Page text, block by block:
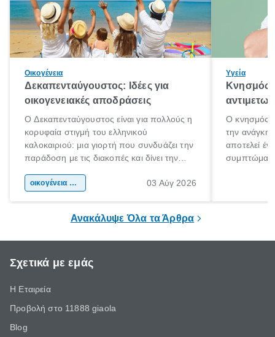
Οικογένεια
Δεκαπενταύγουστος: Ιδέες για
οικογενειακές αποδράσεις
Ο Δεκαπενταύγουστος είναι για πολλούς η
κορυφαία στιγμή του ελληνικού
καλοκαιριού: μια γιορτή που συνδυάζει την
παράδοση με τις διακοπές και δίνει την
χώρας. Είτε πρόκειται για λίγες μέρες
οικογένεια & παιδί 03 Αύγ 2026
Υγεία
Κνησμός:
Ο κνησμός
την ανάγκη
αποτελεί
Ανακάλυψε Όλα τα Άρθρα
Σχετικά με εμάς
Η Εταιρεία
Προβολή στο 11888 giaola
Blog